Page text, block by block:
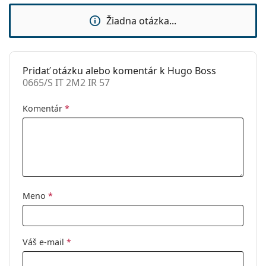
Značka:
Hugo Boss
Kód:
0665/S IT 2M2 IR 57
Žiadna otázka...
Pridať otázku alebo komentár k Hugo Boss
0665/S IT 2M2 IR 57
Komentár *
Meno *
Váš e-mail *